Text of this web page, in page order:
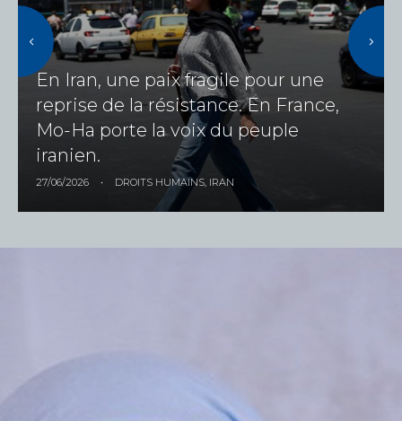
En Iran, une paix fragile pour une
reprise de la résistance. En France,
Mo-Ha porte la voix du peuple
iranien.
27/06/2026 • DROITS HUMAINS, IRAN